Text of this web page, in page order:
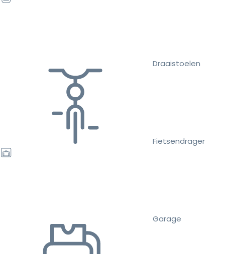
Draaistoelen
Fietsendrager
Garage